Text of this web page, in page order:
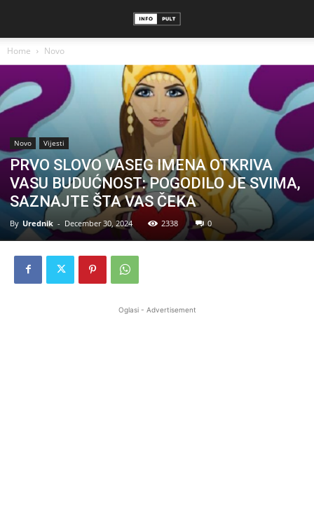
Home Novo
Novo Vijesti
PRVO SLOVO VASEG IMENA OTKRIVA
VASU BUDUĆNOST: POGODILO JE SVIMA,
SAZNAJTE ŠTA VAS ČEKA
By Urednik - December 30, 2024 2338 0
Oglasi - Advertisement